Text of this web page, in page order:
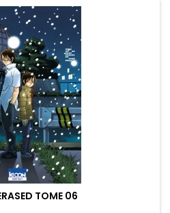
TOME 06